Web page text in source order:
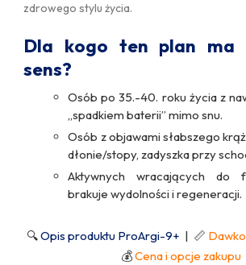
zdrowego stylu życia.
Dla kogo ten plan ma
sens?
Osób po 35.-40. roku życia z
„spadkiem baterii” mimo snu.
Osób z objawami słabszego
dłonie/stopy, zadyszka przy
Aktywnych wracających do
brakuje wydolności i regeneracji.
🔍Opis produktu ProArgi-9+ | 📏
💰Cena i opcje zakupu